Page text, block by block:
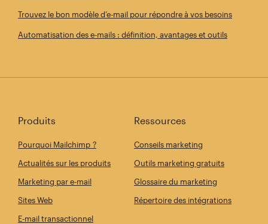
Trouvez le bon modèle d’e-mail pour répondre à vos besoins
Automatisation des e-mails : définition, avantages et outils
Produits
Pourquoi Mailchimp ?
Actualités sur les produits
Marketing par e-mail
Sites Web
E-mail transactionnel
Ressources
Conseils marketing
Outils marketing gratuits
Glossaire du marketing
Répertoire des intégrations